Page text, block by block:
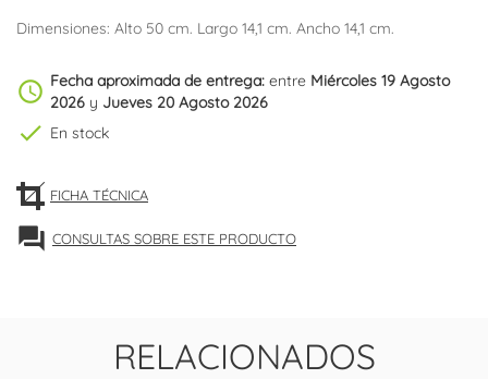
Dimensiones: Alto 50 cm. Largo 14,1 cm. Ancho 14,1 cm.
schedule Fecha aproximada de entrega: entre Miércoles 19 Agosto
2026 y Jueves 20 Agosto 2026
check En stock
FICHA TÉCNICA
forum CONSULTAS SOBRE ESTE PRODUCTO
RELACIONADOS